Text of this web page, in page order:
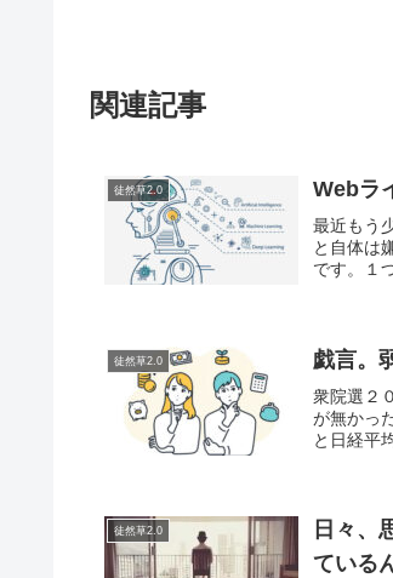
関連記事
徒然草2.0 Webラ
最近もう
と自体は
です。１
徒然草2.0 戯言。
衆院選２
が無かっ
と日経平
徒然草2.0
日々、
ている